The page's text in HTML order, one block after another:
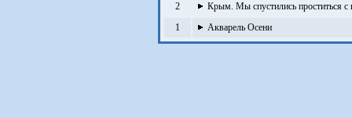
2
Крым. Мы спустились проститься с
1
Акварель Осени